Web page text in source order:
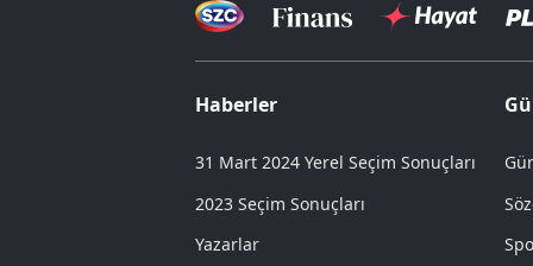
Haberler
31 Mart 2024 Yerel Seçim Sonuçları
2023 Seçim Sonuçları
Yazarlar